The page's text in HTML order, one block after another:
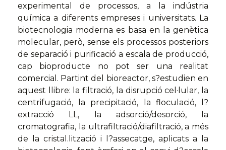
experimental de processos, a la indústria
química a diferents empreses i universitats. La
biotecnologia moderna es basa en la genètica
molecular, però, sense els processos posteriors
de separació i purificació a escala de producció,
cap bioproducte no pot ser una realitat
comercial. Partint del bioreactor, s?estudien en
aquest llibre: la filtració, la disrupció cel·lular, la
centrifugació, la precipitació, la floculació, l?
extracció LL, la adsorció/desorció, la
cromatografia, la ultrafiltració/diafiltració, a més
de la cristal.lització i l?assecatge, aplicats a la